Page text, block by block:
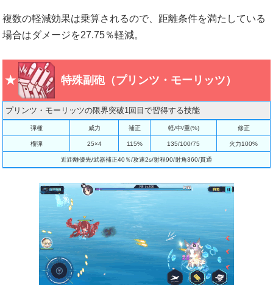
複数の軽減効果は乗算されるので、距離条件を満たしている
場合はダメージを27.75％軽減。
特殊副砲（プリンツ・モーリッツ）
プリンツ・モーリッツの限界突破1回目で習得する技能
弾種 威力 補正 軽/中/重(%) 修正
榴弾 25×4 115% 135/100/75 火力100%
近距離優先/武器補正40％/攻速2s/射程90/射角360/貫通